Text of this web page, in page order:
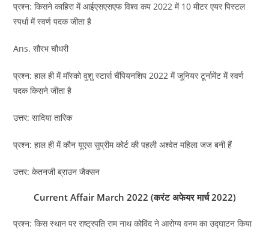
प्रश्न: किसने काहिरा में आईएसएसएफ विश्व कप 2022 में 10 मीटर एयर पिस्टल
स्पर्धा में स्वर्ण पदक जीता है
Ans. सौरभ चौधरी
प्रश्न: हाल ही में मॉस्को वुशु स्टार्स चैंपियनशिप 2022 में जूनियर टूर्नामेंट में स्वर्ण
पदक किसने जीता है
उत्तर: सादिया तारिक
प्रश्न: हाल ही में कौन यूएस सुप्रीम कोर्ट की पहली अश्वेत महिला जज बनी हैं
उत्तर: केतनजी ब्राउन जैक्सन
Current Affair March 2022 (करंट अफेयर मार्च 2022)
प्रश्न: किस स्थान पर राष्ट्रपति राम नाथ कोविंद ने आरोग्य वनम का उद्घाटन किया